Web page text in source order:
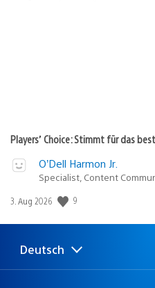
Players’ Choice: Stimmt für das
O’Dell Harmon Jr.
Specialist, Content
Veröffentlichungsdatum:
3. Aug 2026 9
Select
a
Aktuelle
Region:
Deutsch